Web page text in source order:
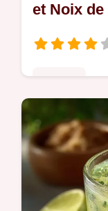
et Noix
Découvrez
scones au
tendres
Oubliez les